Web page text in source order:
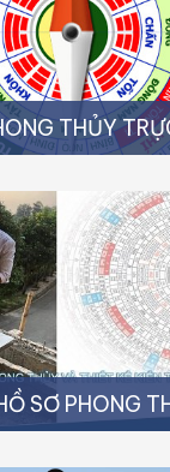
THỦY
SƠ PHONG